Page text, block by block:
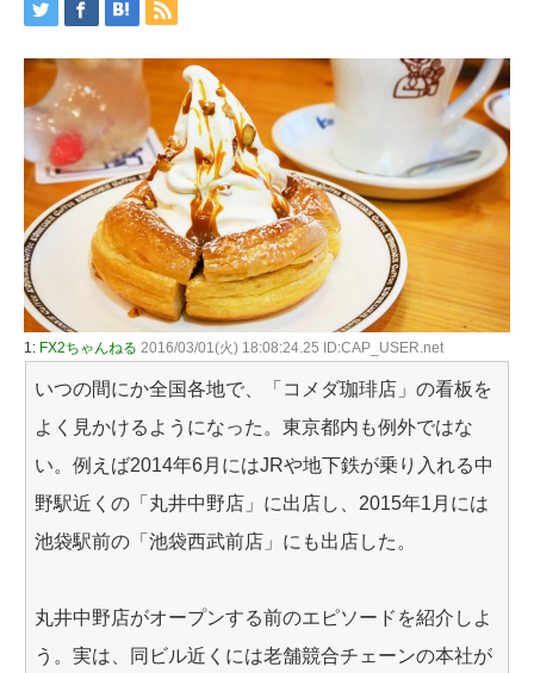
1: FX2ちゃんねる 2016/03/01(火) 18:08:24.25 ID:CAP_USER.net
いつの間にか全国各地で、「コメダ珈琲店」の看板を
よく見かけるようになった。東京都内も例外ではな
い。例えば2014年6月にはJRや地下鉄が乗り入れる中
野駅近くの「丸井中野店」に出店し、2015年1月には
池袋駅前の「池袋西武前店」にも出店した。
丸井中野店がオープンする前のエピソードを紹介しよ
う。実は、同ビル近くには老舗競合チェーンの本社が